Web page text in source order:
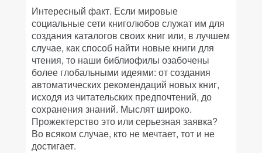
Интересный факт. Если мировые
социальные сети книголюбов служат им для
создания каталогов своих книг или, в лучшем
случае, как способ найти новые книги для
чтения, то наши библиофилы озабочены
более глобальными идеями: от создания
автоматических рекомендаций новых книг,
исходя из читательских предпочтений, до
сохранения знаний. Мыслят широко.
Прожектерство это или серьезная заявка?
Во всяком случае, кто не мечтает, тот и не
достигает.